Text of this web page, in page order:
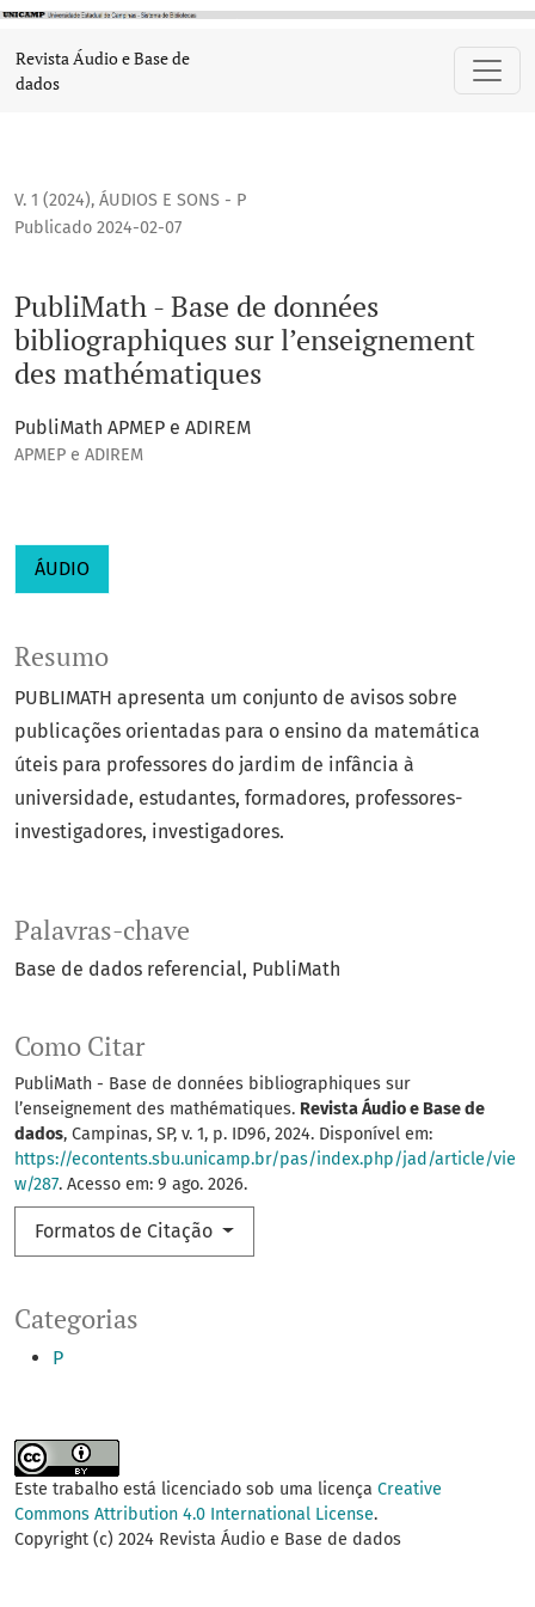
PubliMath - Base de données bibliographiques sur
Revista Áudio e Base de
dados
V. 1 (2024), ÁUDIOS E SONS - P
PubliMath - Base de données
bibliographiques sur l’enseignement
des mathématiques
Publicado 2024-02-07
PubliMath APMEP e ADIREM
APMEP e ADIREM
ÁUDIO
Palavras-chave
Base de dados referencial PubliMath
Categorias
P
Como Citar
PubliMath - Base de données bibliographiques sur
l’enseignement des mathématiques. Revista Áudio e Base de
dados, Campinas, SP, v. 1, p. ID96, 2024. Disponível em:
https://econtents.sbu.unicamp.br/pas/index.php/jad/article/vie
w/287. Acesso em: 9 ago. 2026.
Formatos de Citação
Resumo
PUBLIMATH apresenta um conjunto de avisos sobre
publicações orientadas para o ensino da matemática
úteis para professores do jardim de infância à
universidade, estudantes, formadores, professores-
investigadores, investigadores.
Este trabalho está licenciado sob uma licença Creative
Commons Attribution 4.0 International License.
Copyright (c) 2024 Revista Áudio e Base de dados